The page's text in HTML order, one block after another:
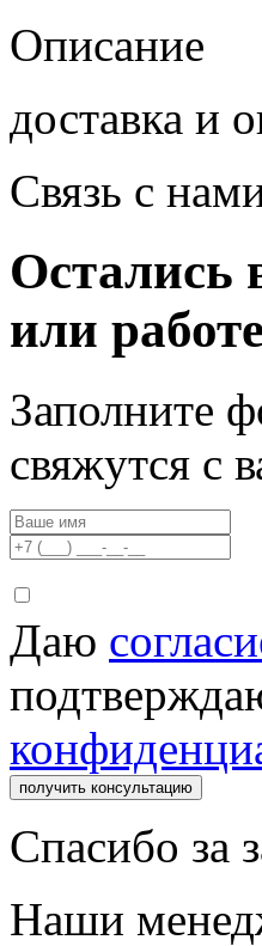
Описание
доставка и
Связь с
Остались
или
Заполните
свяжутся с
Даю
получить консультацию
Спасибо за
Наши